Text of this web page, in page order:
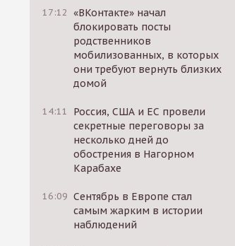
17:12 «ВКонтакте» начал
блокировать посты
родственников
мобилизованных, в которых
они требуют вернуть близких
домой
14:11
Россия, США и ЕС провели
секретные переговоры за
несколько дней до
обострения в Нагорном
Карабахе
16:09 Сентябрь в Европе стал
самым жарким в истории
наблюдений